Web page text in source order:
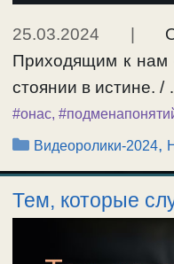
25.03.2024
Приходящим к нам
стоянии в истине. /
#онас,
Рубрики
Видеоролики-2024,
Тем, которые